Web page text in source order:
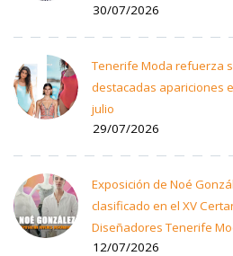
30/07/2026
Tenerife Moda refuerza
destacadas apariciones
julio
29/07/2026
Exposición de Noé
clasificado en el XV
Diseñadores Tenerife
12/07/2026